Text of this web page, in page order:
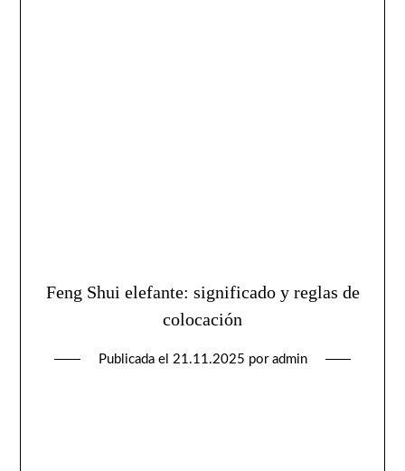
Feng Shui elefante: significado y reglas de
colocación
Publicada el 21.11.2025 por admin